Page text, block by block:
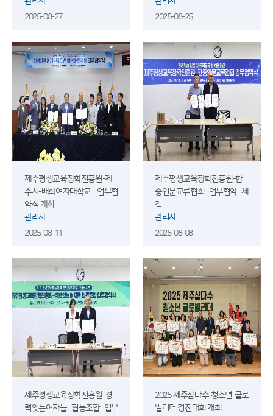
2025-08-27
2025-08-25
제주평생교육장학진흥원-제
주시-배화여자대학교 업무협
약식 개최
관리자
2025-08-11
제주평생교육장학진흥원-한
중인문교류협회 업무협약 체
결
관리자
2025-08-08
제주평생교육장학진흥원-경
력잇는여자들 협동조합 업무
2025 제주삼다수 청소년 글로
벌리더 경진대회 개최